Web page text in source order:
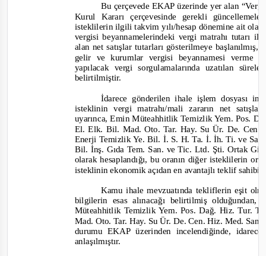
Bu çerçevede EKAP üzerinde yer alan
Kurul Kararı çerçevesinde gerekli
isteklilerin ilgili takvim yılı/hesap dönemine ait
vergisi beyannamelerindeki vergi matrahı tutarı
alan net satışlar tutarları gösterilmeye
gelir ve kurumlar vergisi beyannamesi verme
yapılacak vergi sorgulamalarında uzatılan
belirtilmiştir.
İdarece gönderilen ihale işlem dosyası
isteklinin vergi matrahı/mali zararın net
uyarınca, Emin Müteahhitlik Temizlik Yem. Pos.
El. Elk. Bil. Mad. Oto. Tar. Hay. Su Ür. De.
Enerji Temizlik Ye. Bil. İ. S. H. Ta. İ. İh. Ti. ve
Bil. İnş. Gıda Tem. San. ve Tic. Ltd. Şti. Ortak
olarak hesaplandığı, bu oranın diğer isteklilerin
isteklinin ekonomik açıdan en avantajlı teklif
Kamu ihale mevzuatında tekliflerin eşit
bilgilerin esas alınacağı belirtilmiş olduğundan,
Müteahhitlik Temizlik Yem. Pos. Dağ. Hiz. Tur.
Mad. Oto. Tar. Hay. Su Ür. De. Cen. Hiz. Med.
durumu EKAP üzerinden incelendiğinde,
anlaşılmıştır.